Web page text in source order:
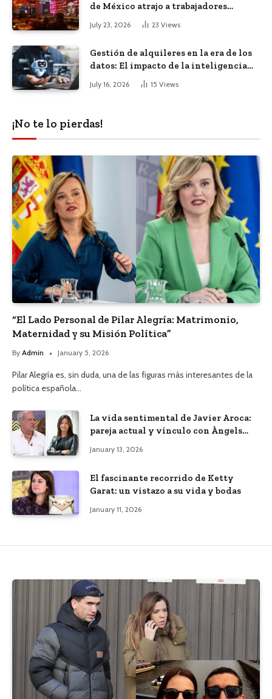
de México atrajo a trabajadores
remotos de todo el mundo
July 23, 2026 23 Views
Gestión de alquileres en la era de los
datos: El impacto de la inteligencia
July 16, 2026 15 Views
¡No te lo pierdas!
“El Lado Personal de Pilar Alegría: Matrimonio,
Maternidad y su Misión Política”
By Admin January 5, 2026
Pilar Alegría es, sin duda, una de las figuras más interesantes de la
política española…
La vida sentimental de Javier Aroca:
pareja actual y vínculo con Àngels
January 13, 2026
El fascinante recorrido de Ketty
Garat: un vistazo a su vida y bodas
January 11, 2026